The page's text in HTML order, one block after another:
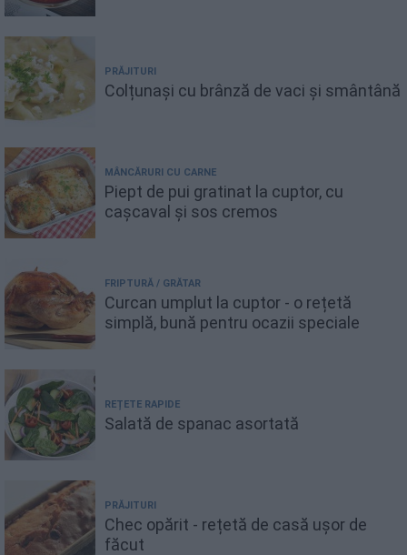
PRĂJITURI
Colțunași cu brânză de vaci și smântână
MÂNCĂRURI CU CARNE
Piept de pui gratinat la cuptor, cu
cașcaval și sos cremos
FRIPTURĂ / GRĂTAR
Curcan umplut la cuptor - o rețetă
simplă, bună pentru ocazii speciale
REȚETE RAPIDE
Salată de spanac asortată
PRĂJITURI
Chec opărit - rețetă de casă ușor de
făcut